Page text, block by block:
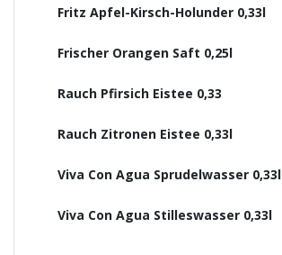
Fritz Apfel-Kirsch-Holunder 0,33l
Frischer Orangen Saft 0,25l
Rauch Pfirsich Eistee 0,33
Rauch Zitronen Eistee 0,33l
Viva Con Agua Sprudelwasser 0,33l
Viva Con Agua Stilleswasser 0,33l